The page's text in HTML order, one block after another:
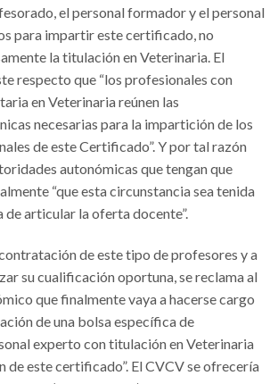
el personal formador y el personal
para impartir este certificado, no
la titulación en Veterinaria. El
respecto que “los profesionales con
en Veterinaria reúnen las
necesarias para la impartición de los
de este Certificado”. Y por tal razón
autonómicas que tengan que
“que esta circunstancia sea tenida
de articular la oferta docente”.
de este tipo de profesores y a
su cualificación oportuna, se reclama al
que finalmente vaya a hacerse cargo
de una bolsa específica de
experto con titulación en Veterinaria
de este certificado”. El CVCV se ofrecería